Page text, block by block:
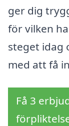
ger dig
för vilken
steget idag
med att få
Få 3